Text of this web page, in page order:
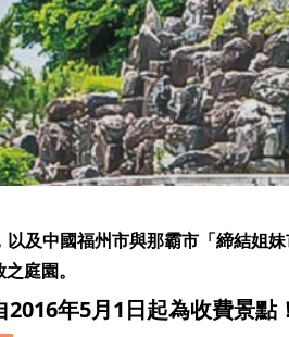
及中國福州市與那霸市「締結姐
庭園。
年5月1日起為收費景點！